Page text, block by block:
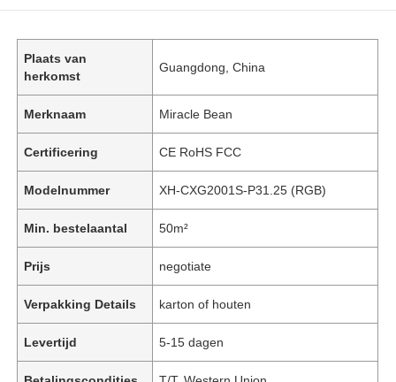
Plaats van
herkomst
Guangdong, China
Merknaam Miracle Bean
Certificering CE RoHS FCC
Modelnummer XH-CXG2001S-P31.25 (RGB)
Min. bestelaantal 50m²
Prijs negotiate
Verpakking Details karton of houten
Levertijd 5-15 dagen